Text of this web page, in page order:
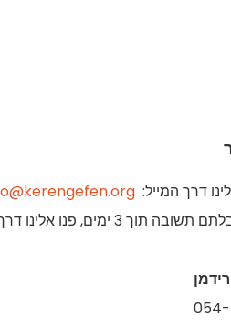
דרך המייל:
3 ימים, פנו אלינו דרך ווטסאפ.
054-